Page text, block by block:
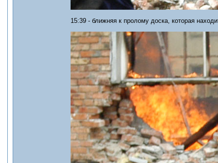
15:39 - ближняя к пролому доска, которая